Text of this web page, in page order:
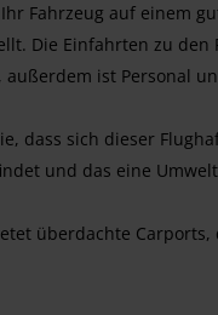
Fahrzeug auf einem
Die Einfahrten zu den
ist Personal
dass sich dieser
und das eine
überdachte